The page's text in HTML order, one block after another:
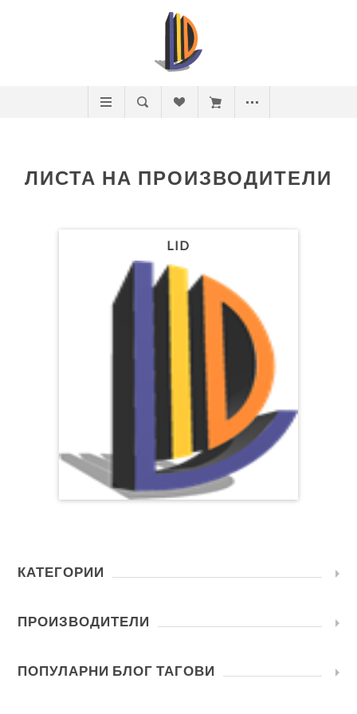
ЛИСТА НА ПРОИЗВОДИТЕЛИ
LID
КАТЕГОРИИ
ПРОИЗВОДИТЕЛИ
ПОПУЛАРНИ БЛОГ ТАГОВИ